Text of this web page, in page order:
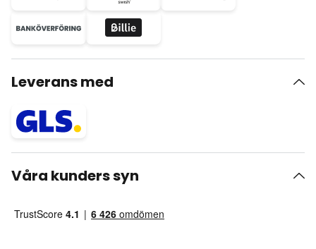
Leverans med
Våra kunders syn